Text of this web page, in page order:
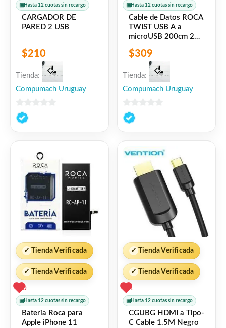
▣ Hasta 12 cuotas sin recargo
CARGADOR DE
PARED 2 USB
$210
Tienda:
Compumach Uruguay
0
de
▣ Hasta 12 cuotas sin recargo
Cable de Datos ROCA
TWIST USB A a
microUSB 200cm 2A
Azul
$309
Tienda:
Compumach Uruguay
0
de
✓ Tienda Verificada
✓ Tienda Verificada
0
▣ Hasta 12 cuotas sin recargo
Bateria Roca para
Apple iPhone 11
✓ Tienda Verificada
✓ Tienda Verificada
1
▣ Hasta 12 cuotas sin recargo
CGUBG HDMI a Tipo-
C Cable 1.5M Negro